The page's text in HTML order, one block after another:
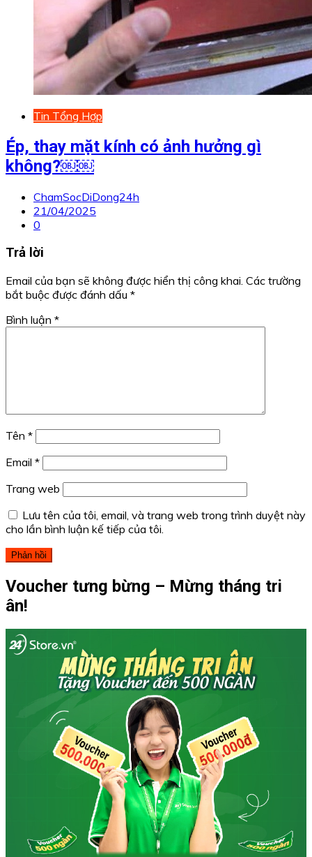
Tin Tổng Hợp
Ép, thay mặt kính có ảnh hưởng gì
không?￼￼
ChamSocDiDong24h
21/04/2025
0
Trả lời
Email của bạn sẽ không được hiển thị công khai. Các trường
bắt buộc được đánh dấu *
Bình luận *
Tên *
Email *
Trang web
Lưu tên của tôi, email, và trang web trong trình duyệt này
cho lần bình luận kế tiếp của tôi.
Voucher tưng bừng – Mừng tháng tri
ân!